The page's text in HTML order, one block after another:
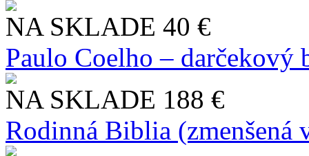
NA SKLADE 40 €
Paulo Coelho – darčekový
NA SKLADE 188 €
Rodinná Biblia (zmenšená